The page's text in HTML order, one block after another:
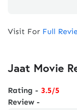
Visit For Full
Jaat Movie
Rating - 3.5/5
Review -